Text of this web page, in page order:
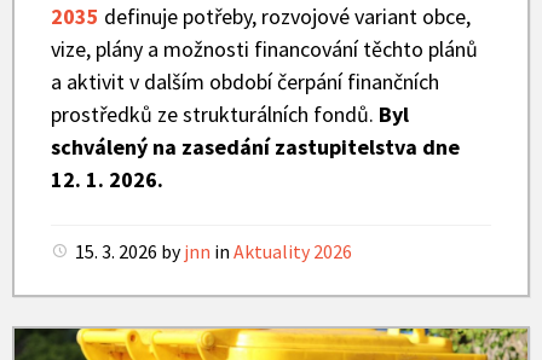
2035 definuje potřeby, rozvojové variant obce,
vize, plány a možnosti financování těchto plánů
a aktivit v dalším období čerpání finančních
prostředků ze strukturálních fondů. Byl
schválený na zasedání zastupitelstva dne
12. 1. 2026.
15. 3. 2026 by jnn in Aktuality 2026
Popelnice